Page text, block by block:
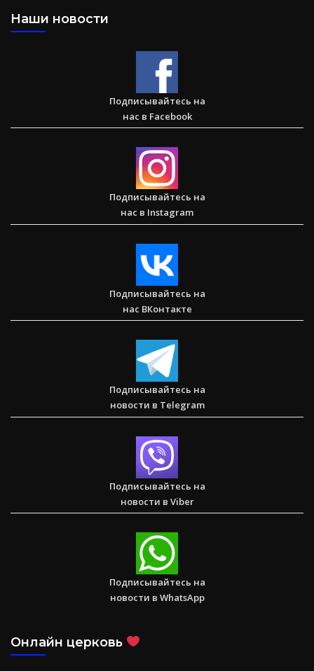
Большая потеря или большое приобретение?
Два часа, которые изменили жизнь буддистского монаха
(Стэн и Лана — Иисус без границ) (BBS05030)
Спасаем. Восстанавливаем. Обучаем. Помогите нам
достичь цели в $10 000
Послание к Римлянам
Наши новости
Подписывайтесь на
нас в Facebook
Подписывайтесь на
нас в Instagram
Подписывайтесь на
нас ВКонтакте
Подписывайтесь на
новости в Telegram
Подписывайтесь на
новости в Viber
Подписывайтесь на
новости в WhatsApp
Онлайн церковь